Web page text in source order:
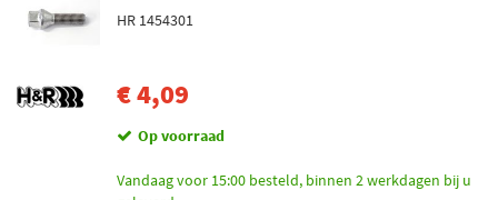
HR 1454301
€ 4,09
Op voorraad
Vandaag voor 15:00 besteld, binnen 2 werkdagen bij u